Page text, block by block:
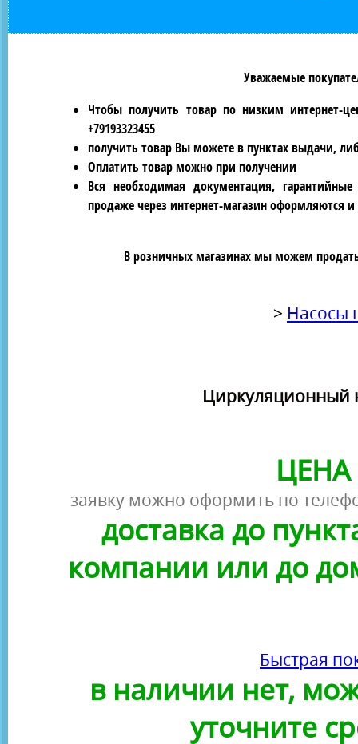
Уважаемые
Чтобы получить товар по низким интернет-
+79193323455
получить товар Вы можете в пунктах выдачи,
Оплатить товар можно при получении
Вся необходимая документация,
продаже через интернет-магазин оформляются
В розничных магазинах мы можем
> Насосы
Циркуляционный
ЦЕНА
заявку можно оформить по
доставка до
компании или до
Быстрая
в наличии нет,
уточните